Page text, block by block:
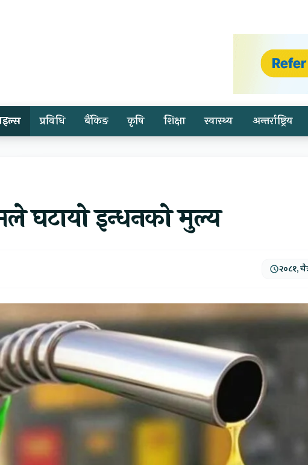
प्रविधि बैंकिङ कृषि शिक्षा स्वास्थ्य अन्तर्राष्ट्रिय
घटायो इन्धनको मुल्य
२०८१,